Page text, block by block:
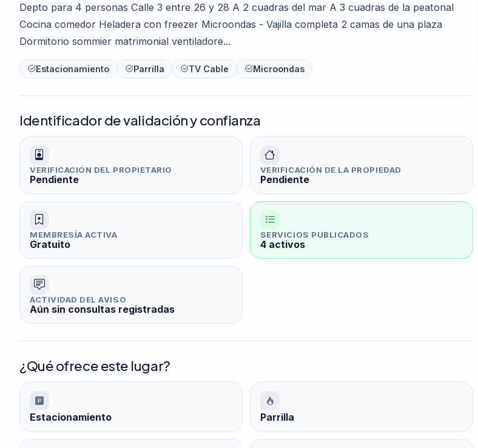
Depto para 4 personas Calle 3 entre 26 y 28 A 2 cuadras del mar A 3 cuadras de la peatonal
Cocina comedor Heladera con freezer Microondas - Vajilla completa 2 camas de una plaza
Dormitorio sommier matrimonial ventiladore...
Estacionamiento Parrilla TV Cable Microondas
Identificador de validación y confianza
VERIFICACIÓN DEL PROPIETARIO
Pendiente
VERIFICACIÓN DE LA PROPIEDAD
Pendiente
MEMBRESÍA ACTIVA
Gratuito
SERVICIOS PUBLICADOS
4 activos
ACTIVIDAD DEL AVISO
Aún sin consultas registradas
¿Qué ofrece este lugar?
Estacionamiento Parrilla